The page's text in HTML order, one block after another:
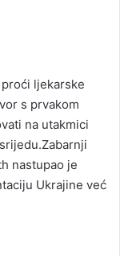
ljekarske
s prvakom
na utakmici
nastupao je
Ukrajine već